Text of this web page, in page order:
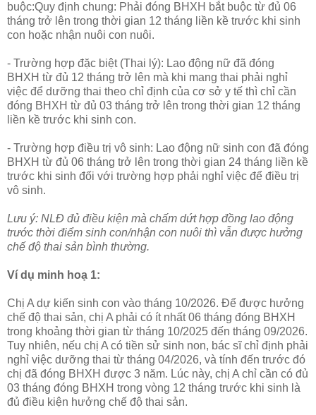
buộc:Quy định chung: Phải đóng BHXH bắt buộc từ đủ 06
tháng trở lên trong thời gian 12 tháng liền kề trước khi sinh
con hoặc nhận nuôi con nuôi.
- Trường hợp đặc biệt (Thai lý): Lao động nữ đã đóng
BHXH từ đủ 12 tháng trở lên mà khi mang thai phải nghỉ
việc để dưỡng thai theo chỉ định của cơ sở y tế thì chỉ cần
đóng BHXH từ đủ 03 tháng trở lên trong thời gian 12 tháng
liền kề trước khi sinh con.
- Trường hợp điều trị vô sinh: Lao động nữ sinh con đã đóng
BHXH từ đủ 06 tháng trở lên trong thời gian 24 tháng liền kề
trước khi sinh đối với trường hợp phải nghỉ việc để điều trị
vô sinh.
Lưu ý: NLĐ đủ điều kiện mà chấm dứt hợp đồng lao động
trước thời điểm sinh con/nhận con nuôi thì vẫn được hưởng
chế độ thai sản bình thường.
Ví dụ minh hoạ 1:
Chị A dự kiến sinh con vào tháng 10/2026. Để được hưởng
chế độ thai sản, chị A phải có ít nhất 06 tháng đóng BHXH
trong khoảng thời gian từ tháng 10/2025 đến tháng 09/2026.
Tuy nhiên, nếu chị A có tiền sử sinh non, bác sĩ chỉ định phải
nghỉ việc dưỡng thai từ tháng 04/2026, và tính đến trước đó
chị đã đóng BHXH được 3 năm. Lúc này, chị A chỉ cần có đủ
03 tháng đóng BHXH trong vòng 12 tháng trước khi sinh là
đủ điều kiện hưởng chế độ thai sản.